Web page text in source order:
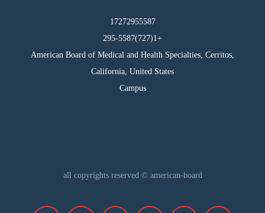
17272955587
295-5587(727)1+
American Board of Medical and Health Specialties, Cerritos,
California, United States
Campus
all copyrights reserved © american-board